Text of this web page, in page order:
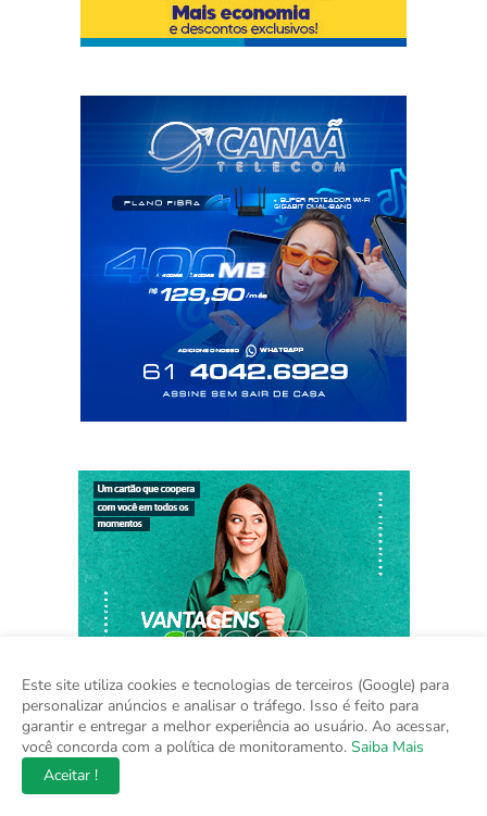
Este site utiliza cookies e tecnologias de terceiros (Google) para
personalizar anúncios e analisar o tráfego. Isso é feito para
garantir e entregar a melhor experiência ao usuário. Ao acessar,
você concorda com a política de monitoramento. Saiba Mais
Aceitar !